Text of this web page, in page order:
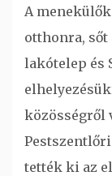
A
otthonra,
lakótelep és
közösségről
tették ki az